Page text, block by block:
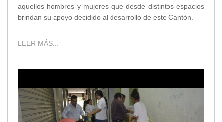
aquellos hombres y mujeres que desde distintos espacios
brindan su apoyo decidido al desarrollo de este Cantón.
LEER MÁS...